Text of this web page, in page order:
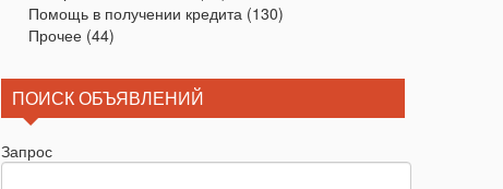
Помощь в получении кредита(130)
Прочее(44)
ПОИСК ОБЪЯВЛЕНИЙ
Запрос